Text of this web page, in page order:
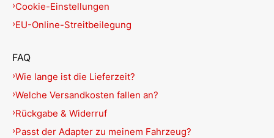
Cookie-Einstellungen
EU-Online-Streitbeilegung
FAQ
Wie lange ist die Lieferzeit?
Welche Versandkosten fallen an?
Rückgabe & Widerruf
Passt der Adapter zu meinem Fahrzeug?